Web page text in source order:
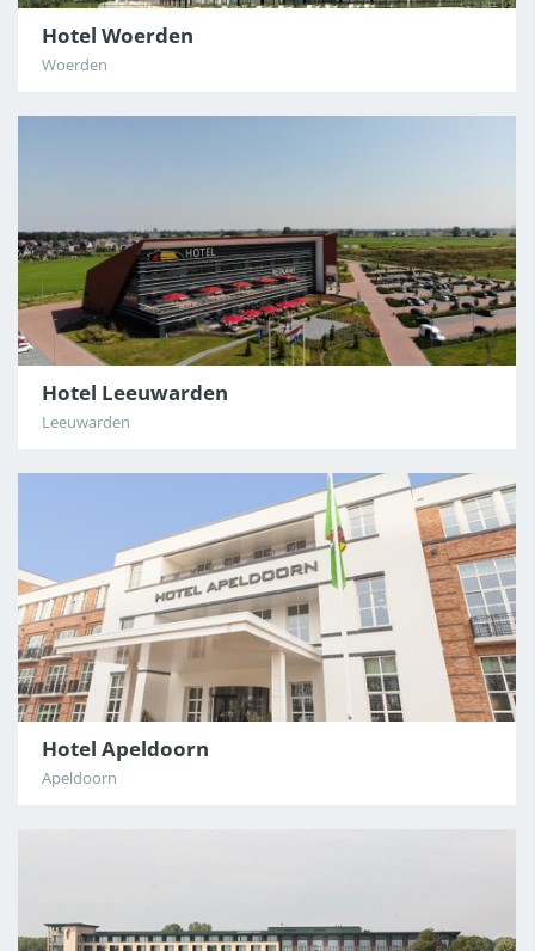
Hotel Woerden
Woerden
Hotel Leeuwarden
Leeuwarden
Hotel Apeldoorn
Apeldoorn